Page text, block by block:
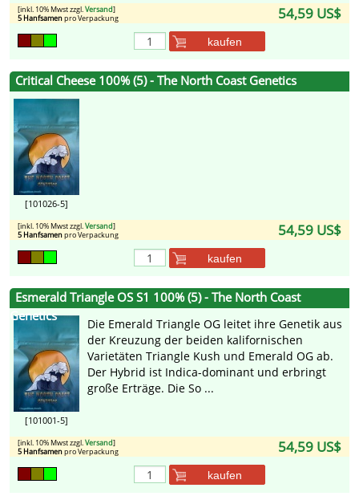
54,59 US$
[inkl. 10% Mwst zzgl.Versand]
5 Hanfsamenpro Verpackung
kaufen
Critical Cheese 100% (5) - The North Coast Genetics
[101026-5]
54,59 US$
[inkl. 10% Mwst zzgl.Versand]
5 Hanfsamenpro Verpackung
kaufen
Esmerald Triangle OS S1 100% (5) - The North Coast
Genetics
[101001-5]
Die Emerald Triangle OG leitet ihre Genetik aus
der Kreuzung der beiden kalifornischen
Varietäten Triangle Kush und Emerald OG ab.
Der Hybrid ist Indica-dominant und erbringt
große Erträge. Die So ...
54,59 US$
[inkl. 10% Mwst zzgl.Versand]
5 Hanfsamenpro Verpackung
kaufen